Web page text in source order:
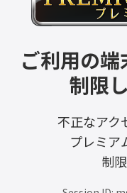
ご利用の
制限
不正なアク
プレミア
制